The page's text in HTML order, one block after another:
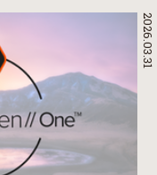
2026.03.31